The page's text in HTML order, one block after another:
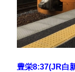
豊栄8:37(JR白